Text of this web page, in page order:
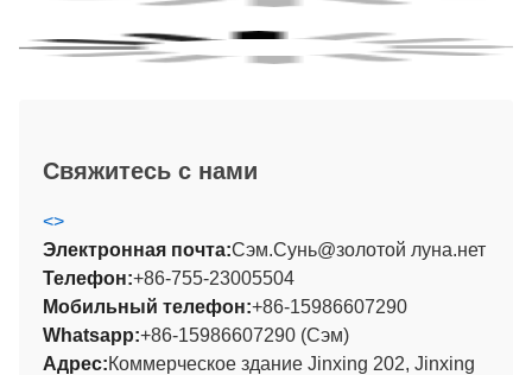
Свяжитесь с нами
<>
Электронная почта:Сэм.Сунь@золотой луна.нет
Телефон:+86-755-23005504
Мобильный телефон:+86-15986607290
Whatsapp:+86-15986607290 (Сэм)
Адрес:Коммерческое здание Jinxing 202, Jinxing